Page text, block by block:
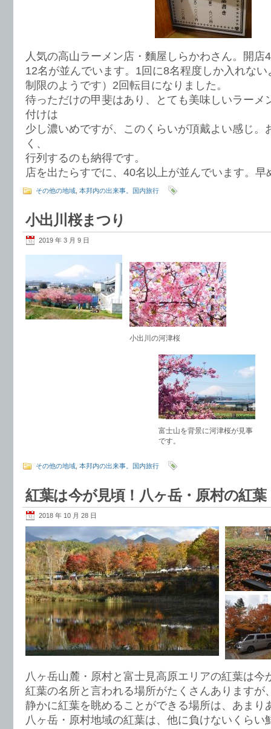
人気の高山ラーメン店・麵屋しらかわさん。開店
12名が並んでいます。1回に8名程度しか入れな
制限のようです）2回転目になりました。
待っただけの甲斐はあり、とても美味しいラーメ
付けは
少し濃いめですが、このくらいが頂戴よい感じ。
く、
行列するのも納得です。
店を出たらすでに、40名以上が並んでいます。早
その他の地域 本邦内の出来事。国内旅行
小出川桜まつり
2019 年 3 月 9 日
小出川の河津桜
富士山を背景に河津桜が見事
です。
その他の地域 本邦内の出来事。国内旅行
紅葉は今が見頃！八ヶ岳・原村の紅葉
2018 年 10 月 28 日
八ヶ岳山麓・原村と富士見高原エリアの紅葉は今
紅葉の名所と言われる場所がたくさんありますが
静かに紅葉を眺めることができる場所は、あまり
八ヶ岳・原村地域の紅葉は、他に負けないくらい